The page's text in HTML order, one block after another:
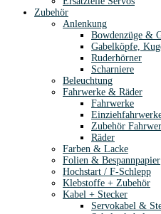
Zubehör
Anlenkung
Bowdenzüge &
Gabelköpfe,
Ruderhörner
Scharniere
Beleuchtung
Fahrwerke & Räder
Fahrwerke
Zubehör
Räder
Farben & Lacke
Folien & Bespannpapier
Hochstart / F-Schlepp
Klebstoffe + Zubehör
Kabel + Stecker
Servokabel &